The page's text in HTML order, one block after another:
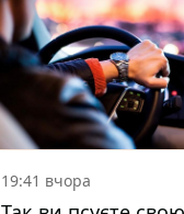
19:41 вчора